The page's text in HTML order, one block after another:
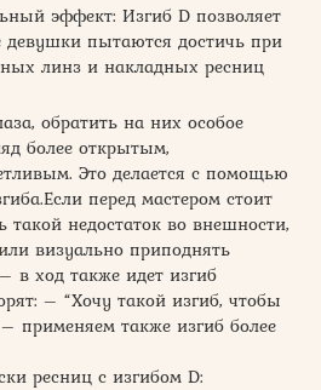
эффект: Изгиб D позволяет
девушки пытаются достичь при
линз и накладных ресниц
обратить на них особое
более открытым,
Это делается с помощью
перед мастером стоит
такой недостаток во внешности,
визуально приподнять
в ход также идет изгиб
– “Хочу такой изгиб, чтобы
применяем также изгиб более
ресниц с изгибом D: